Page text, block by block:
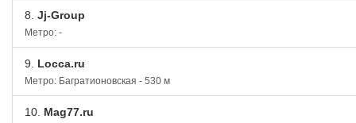
8. Jj-Group
Метро: -
9. Locca.ru
Метро: Багратионовская - 530 м
10. Mag77.ru